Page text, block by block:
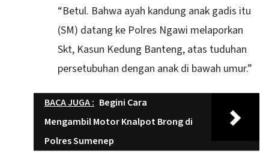
“Betul. Bahwa ayah kandung anak gadis itu
(SM) datang ke Polres Ngawi melaporkan
Skt, Kasun Kedung Banteng, atas tuduhan
persetubuhan dengan anak di bawah umur.”
BACA JUGA : Begini Cara
Mengambil Motor Knalpot Brong di
Polres Sumenep